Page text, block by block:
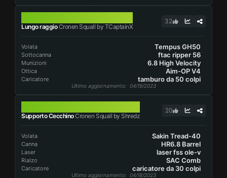
Lungo raggioCronen Squall by TCaptainX
32
Volata Tempus GH50
Sottocanna ftac ripper 56
Munizioni 6.8 High Velocity
Ottica Aim-OP V4
Caricatore tamburo da 50 colpi
Ultimo aggiornamento: 04/19/2023
Supporto CecchinoCronen Squall by Shredz
20
Volata Sakin Tread-40
Canna HR6.8 Barrel
Laser laser fss ole-v
Rialzo SAC Comb
Caricatore caricatore da 30 colpi
Ultimo aggiornamento: 04/18/2023